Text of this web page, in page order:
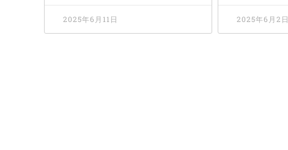
2025年6月11日 2025年6月2日